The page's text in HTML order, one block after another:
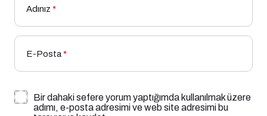
Adınız *
E-Posta*
Bir dahaki sefere yorum yaptığımda kullanılmak üzere
adımı, e-posta adresimi ve web site adresimi bu